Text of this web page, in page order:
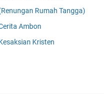
Rumah Tangga)
Ambon
Kristen